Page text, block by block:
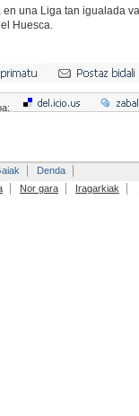
una Liga tan igualada
Huesca.
Denda
Nor gara Iragarkiak